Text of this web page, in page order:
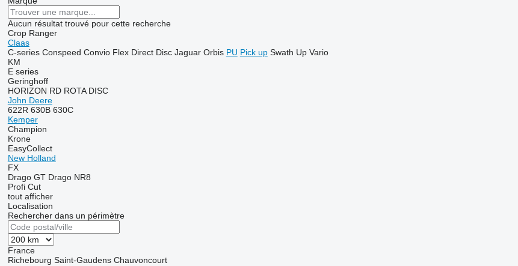
Aucun résultat trouvé pour cette recherche
Crop Ranger
Claas
C-series Conspeed Convio Flex Direct Disc Jaguar Orbis PU Pick up Swath Up Vario
KM
E series
Geringhoff
HORIZON RD ROTA DISC
John Deere
622R 630B 630C
Kemper
Champion
Krone
EasyCollect
New Holland
FX
Drago GT Drago NR8
Profi Cut
tout afficher
Localisation
Rechercher dans un périmètre
France
Richebourg Saint-Gaudens Chauvoncourt